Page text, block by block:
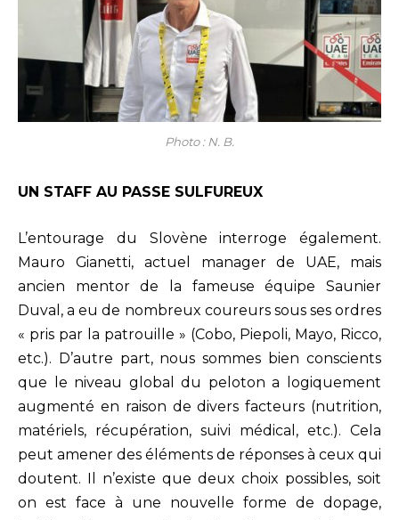
Photo : N. B.
UN STAFF AU PASSE SULFUREUX
L’entourage du Slovène interroge également.
Mauro Gianetti, actuel manager de UAE, mais
ancien mentor de la fameuse équipe Saunier
Duval, a eu de nombreux coureurs sous ses ordres
« pris par la patrouille » (Cobo, Piepoli, Mayo, Ricco,
etc.). D’autre part, nous sommes bien conscients
que le niveau global du peloton a logiquement
augmenté en raison de divers facteurs (nutrition,
matériels, récupération, suivi médical, etc.). Cela
peut amener des éléments de réponses à ceux qui
doutent. Il n’existe que deux choix possibles, soit
on est face à une nouvelle forme de dopage,